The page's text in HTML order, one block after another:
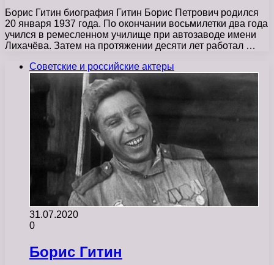
Борис Гитин биография Гитин Борис Петрович родился
20 января 1937 года. По окончании восьмилетки два года
учился в ремесленном училище при автозаводе имени
Лихачёва. Затем на протяжении десяти лет работал …
Советские и российские актеры
31.07.2020
0
Борис Гитин